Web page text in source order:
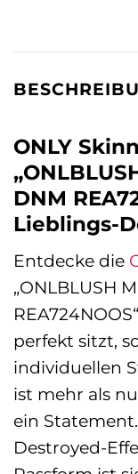
ONLY
DNM
Lieblings-
Entdecke die
„ONLBLUSH
perfekt sitzt,
individuellen
ist mehr als
ein
Destroyed-